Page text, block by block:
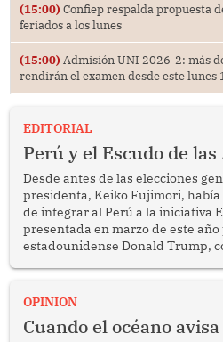
(15:00) Confiep respalda propuesta
feriados a los lunes
(15:00) Admisión UNI 2026-2: más
rendirán el examen desde este lunes
EDITORIAL
Perú y el Escudo de
Desde antes de las elecciones
presidenta, Keiko Fujimori,
de integrar al Perú a la iniciativa
presentada en marzo de este
estadounidense Donald Trump,
OPINION
Cuando el océano avisa